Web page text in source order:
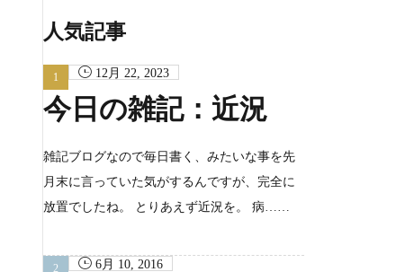
イ
ブ
人気記事
12月 22, 2023
今日の雑記：近況
雑記ブログなので毎日書く、みたいな事を先
月末に言っていた気がするんですが、完全に
放置でしたね。 とりあえず近況を。 病……
6月 10, 2016